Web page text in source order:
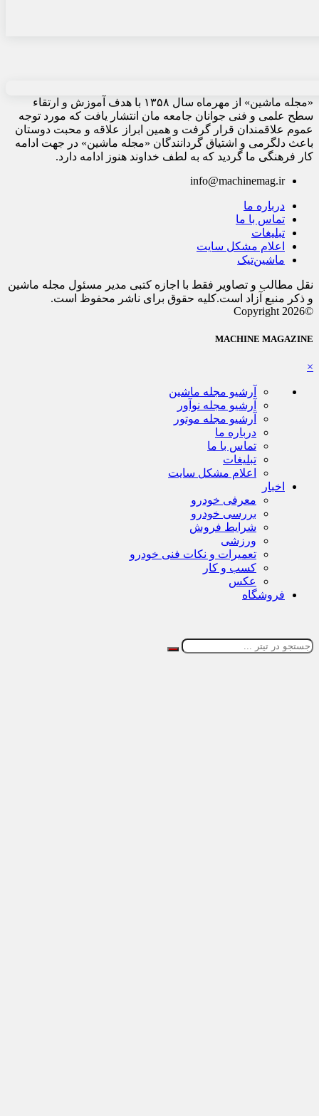
«مجله ماشین» از مهرماه سال ۱۳۵۸ با هدف آموزش و ارتقاء
سطح علمی و فنی جوانان جامعه مان انتشار یافت که مورد توجه
عموم علاقمندان قرار گرفت و همین ابراز علاقه و محبت دوستان
باعث دلگرمی و اشتیاق گردانندگان «مجله ماشین» در جهت ادامه
کار فرهنگی ما گردید که به لطف خداوند هنوز ادامه دارد.
info@machinemag.ir
درباره ما
تماس با ما
تبلیغات
اعلام مشکل سایت
ماشین‌تیک
نقل مطالب و تصاویر فقط با اجازه کتبی مدیر مسئول مجله ماشین
و ذکر منبع آزاد است.کلیه حقوق برای ناشر محفوظ است.
©Copyright 2026
MACHINE MAGAZINE
×
آرشیو مجله ماشین
آرشیو مجله نوآور
آرشیو مجله موتور
درباره ما
تماس با ما
تبلیغات
اعلام مشکل سایت
اخبار
معرفی خودرو
بررسی خودرو
شرایط فروش
ورزشی
تعمیرات و نکات فنی خودرو
کسب و کار
عکس
فروشگاه